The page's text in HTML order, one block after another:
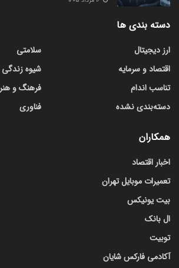
دسته بندی ها
ارز دیجیتال
اقتصاد و سرمایه
تناسب اندام
دسته‌بندی نشده
سلامتی
شیوه زندگی
فرهنگ و هنر
فناوری
همکاران
اخبار اقتصاد
تعمیرات موبایل تهران
بیت یونیکس
ال بانک
توبیت
آکادمی فارکس شایان